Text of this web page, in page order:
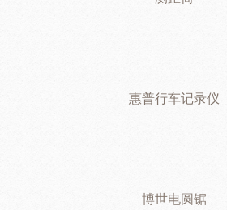
惠普行车记录仪
博世电圆锯